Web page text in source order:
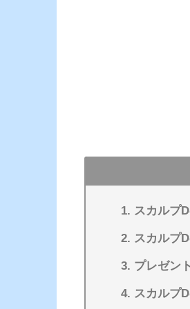
スカルプ
スカルプ
プレゼン
スカルプ